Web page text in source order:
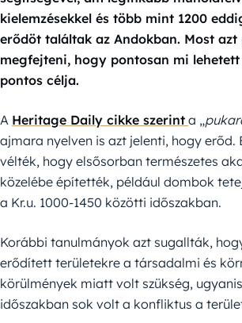
kielemzésekkel és több mint 1200
erődöt találtak az Andokban. Most
megfejteni, hogy pontosan mi lehetett
pontos célja.
A Heritage Daily cikke szerint a „
ajmara nyelven is azt jelenti, hogy erőd.
vélték, hogy elsősorban természetes
közelébe építették, például dombok
a Kr.u. 1000-1450 közötti időszakban.
Korábbi tanulmányok azt sugallták,
erődített területekre a társadalmi és
körülmények miatt volt szükség,
időszakban sok volt a konfliktus a